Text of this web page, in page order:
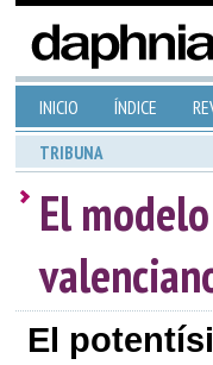
INICIO ÍNDICE
TRIBUNA
El
El